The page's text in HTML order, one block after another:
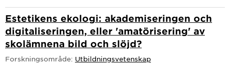
Estetikens ekologi: akademiseringen och
digitaliseringen, eller 'amatörisering' av
skolämnena bild och slöjd?
Forskningsområde: Utbildningsvetenskap